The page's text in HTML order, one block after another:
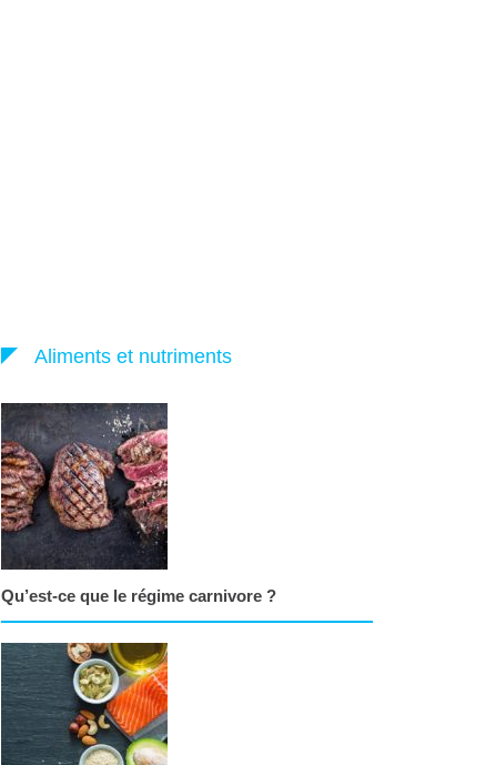
Aliments et nutriments
Qu’est-ce que le régime carnivore ?